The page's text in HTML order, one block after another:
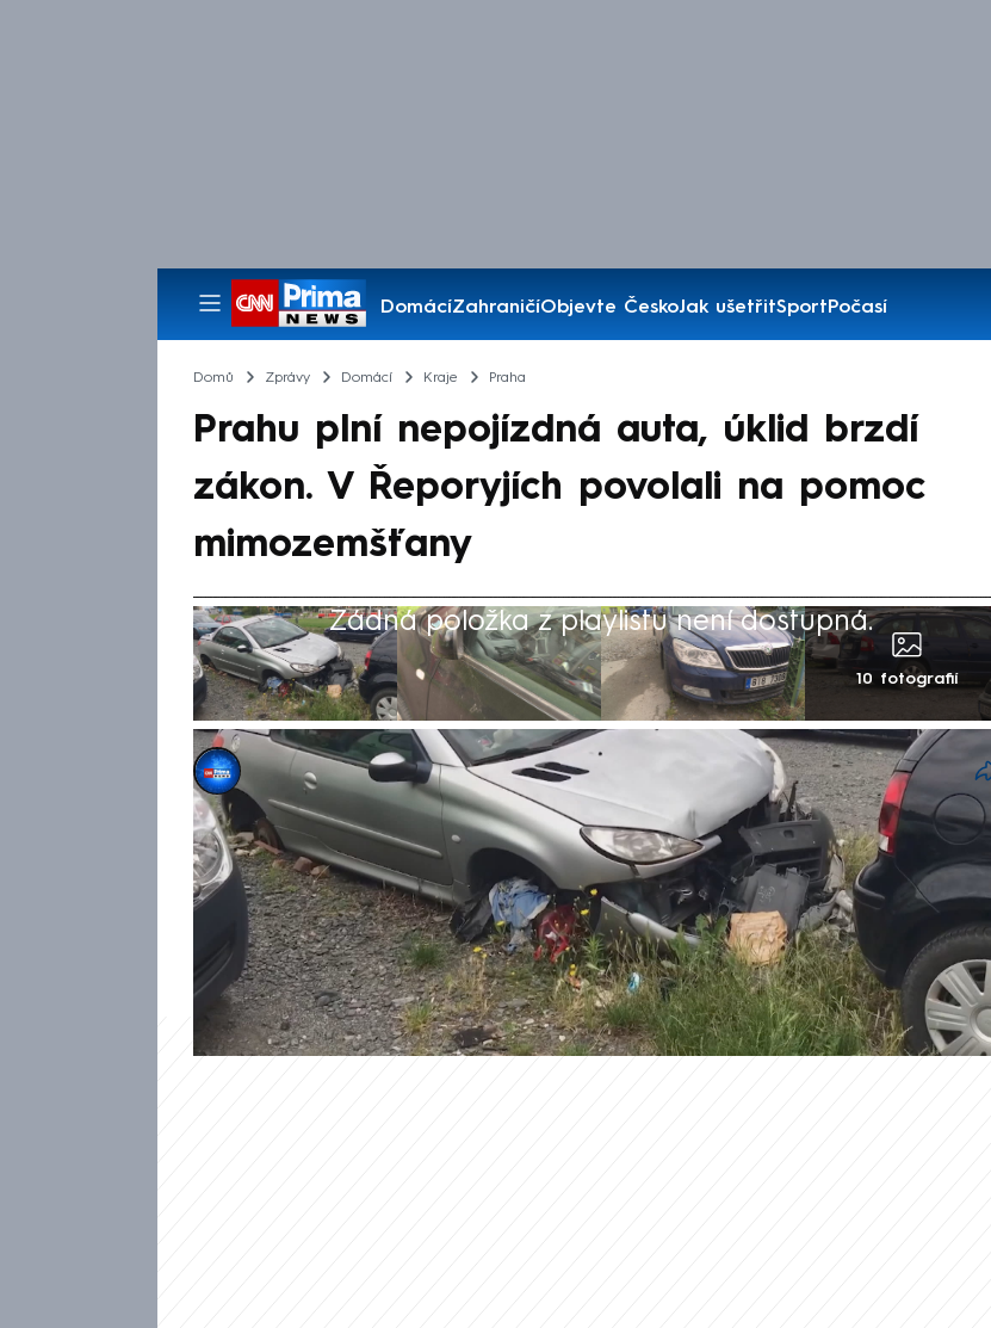
DomácíZahraničíObjevte ČeskoJak ušetřitSportPočasí
Pořady
Domů Zprávy Domácí Kraje Praha
Prahu plní nepojízdná auta, úklid brzdí
zákon. V Řeporyjích povolali na pomoc
mimozemšťany
Žádná položka z playlistu není dostupná.
10 fotografií
Karel Zídka
11. dub 2024, 00:28
Vraky a auta s propadlou technickou kontrolou plní parkoviště a
odstavné plochy v Praze. Zabírají místa jiným autům, úřady jsou na ně
ale krátké. Zákon totiž stanovuje přesný postup s dlouhými lhůtami,
než je možné takové vozidlo odtáhnout. Řešení už ale vymysleli třeba
v Řeporyjích. Na pomoc si tam vzali dokonce i mimozemské síly.